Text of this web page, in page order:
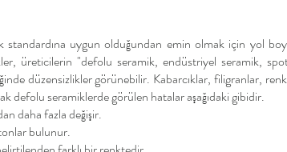
uygun olduğundan emin olmak için yol
üreticilerin "defolu seramik, endüstriyel seramik,
düzensizlikler görünebilir. Kabarcıklar, filigranlar,
defolu seramiklerde görülen hatalar aşağıdaki gibidir.
daha fazla değişir.
bulunur.